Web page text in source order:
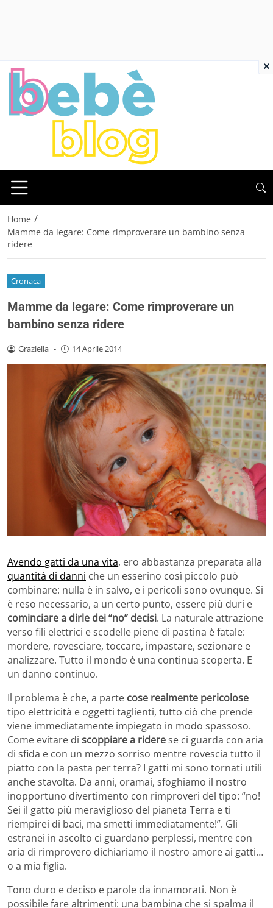
Home /
Mamme da legare: Come rimproverare un bambino senza
ridere
Cronaca
Mamme da legare: Come rimproverare un
bambino senza ridere
Graziella - 14 Aprile 2014
Avendo gatti da una vita, ero abbastanza preparata alla
quantità di danni che un esserino così piccolo può
combinare: nulla è in salvo, e i pericoli sono ovunque. Si
è reso necessario, a un certo punto, essere più duri e
cominciare a dirle dei “no” decisi. La naturale attrazione
verso fili elettrici e scodelle piene di pastina è fatale:
mordere, rovesciare, toccare, impastare, sezionare e
analizzare. Tutto il mondo è una continua scoperta. E
un danno continuo.
Il problema è che, a parte cose realmente pericolose
tipo elettricità e oggetti taglienti, tutto ciò che prende
viene immediatamente impiegato in modo spassoso.
Come evitare di scoppiare a riderese ci guarda con aria
di sfida e con un mezzo sorriso mentre rovescia tutto il
piatto con la pasta per terra? I gatti mi sono tornati utili
anche stavolta. Da anni, oramai, sfoghiamo il nostro
inopportuno divertimento con rimproveri del tipo: “no!
Sei il gatto più meraviglioso del pianeta Terra e ti
riempirei di baci, ma smetti immediatamente!”. Gli
estranei in ascolto ci guardano perplessi, mentre con
aria di rimprovero dichiariamo il nostro amore ai gatti…
o a mia figlia.
Tono duro e deciso e parole da innamorati. Non è
possibile fare altrimenti: una bambina che si spalma il
×